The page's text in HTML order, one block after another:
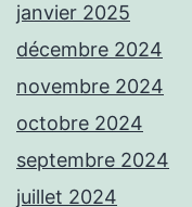
janvier 2025
décembre 2024
novembre 2024
octobre 2024
septembre 2024
juillet 2024